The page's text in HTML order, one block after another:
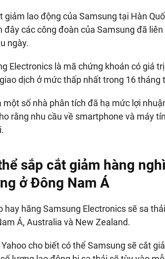
giảm lao động của Samsung tại Hàn
đây các công đoàn của Samsung đã
ngày.
Electronics là mã chứng khoán có giá
dịch ở mức thấp nhất trong 16
một số nhà phân tích đã hạ mức lợi
rằng nhu cầu về smartphone và máy
sắp cắt giảm hàng
ở Đông Nam Á
hay hãng Samsung Electronics sẽ sa
Á, Australia và New Zealand.
cho biết có thể Samsung sẽ cắt